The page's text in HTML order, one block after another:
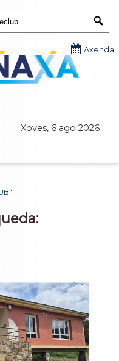
Xoves, 6 ago 2026
Axenda